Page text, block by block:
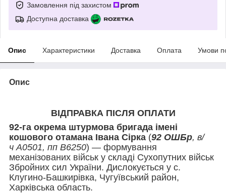
Замовлення під захистом
Доступна доставка
Опис Характеристики Доставка Оплата Умови
Опис
ВІДПРАВКА ПІСЛЯ ОПЛАТИ
92-га окрема штурмова бригада імені
кошового отамана Івана Сірка (92 ОШБр, в/
ч А0501, пп В6250) — формування
механізованих військ у складі Сухопутних військ
Збройних сил України. Дислокується у с.
Клугино-Башкирівка, Чугуївський район,
Харківська область.